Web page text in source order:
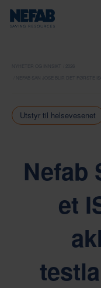
NEFAB SAN JOSE BLIR DET FØRSTE
Utstyr til helsevesenet
Nefab
et